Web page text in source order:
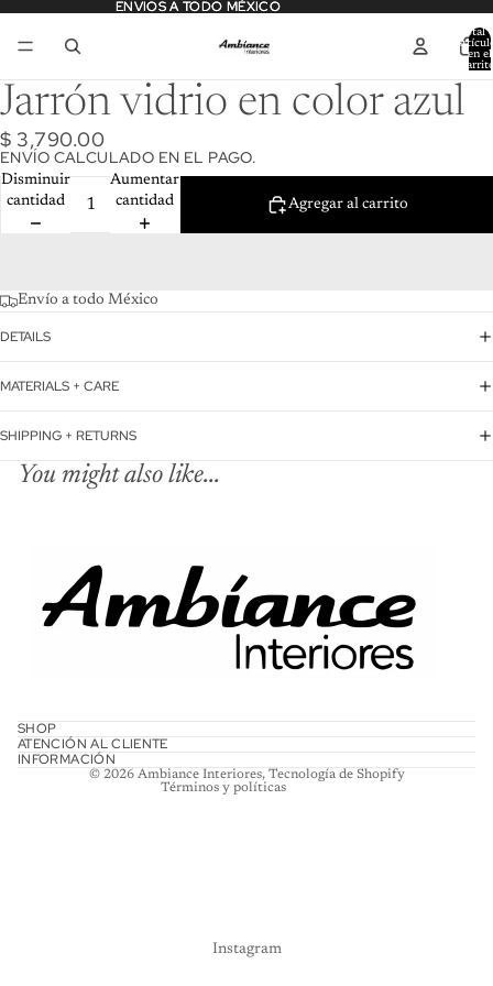
ENVIOS A TODO MÉXICO
ENVIOS A TODO MÉXICO
Total
en el
Jarrón vidrio en color azul
$ 3,790.00
ENVÍO CALCULADO EN EL PAGO.
Disminuir
cantidad
Aumentar
cantidad
Agregar al carrito
Envío a todo México
DETAILS
MATERIALS + CARE
SHIPPING + RETURNS
You might also like...
SHOP
ATENCIÓN AL CLIENTE
INFORMACIÓN
© 2026 Ambiance Interiores, Tecnología de Shopify
Términos y políticas
Política de envío
Instagram